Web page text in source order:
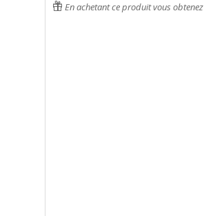
En achetant ce produit vous obtenez